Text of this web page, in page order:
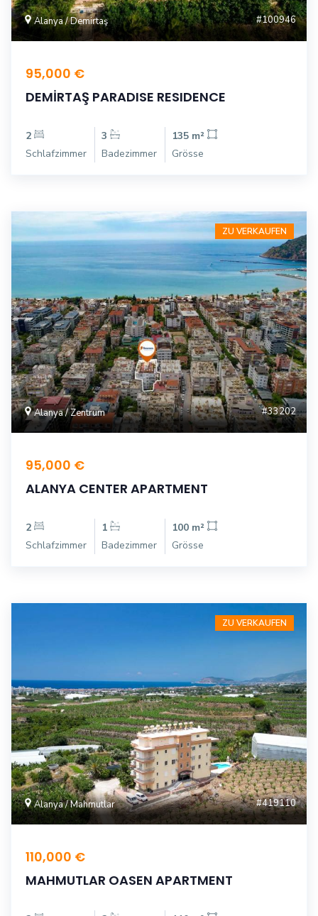
Alanya / Demirtaş #100946
95,000 €
DEMİRTAŞ PARADISE RESIDENCE
2
Schlafzimmer
3
Badezimmer
135 m²
Grösse
ZU VERKAUFEN
Alanya / Zentrum #33202
95,000 €
ALANYA CENTER APARTMENT
2
Schlafzimmer
1
Badezimmer
100 m²
Grösse
ZU VERKAUFEN
Alanya / Mahmutlar #419110
110,000 €
MAHMUTLAR OASEN APARTMENT